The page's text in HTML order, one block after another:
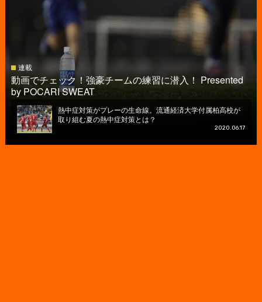
連載
動画でチェック！強豪チームの練習に潜入！ Presented
by POCARI SWEAT
熱中症対策がプレーの生命線。流通経済大学付属柏高校が
取り組む夏の熱中症対策とは？
2020.06.17